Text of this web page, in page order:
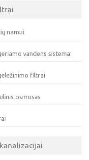
namui
vandens sistema
filtrai
osmosas